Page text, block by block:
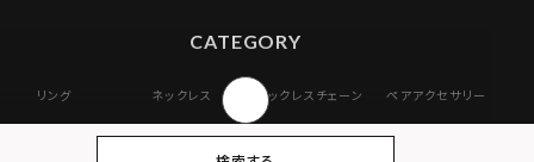
CATEGORY
リング ネックレス ネックレスチェーン ペアアクセサリー